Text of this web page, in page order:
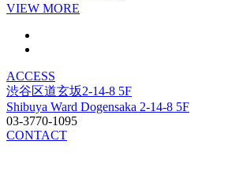
VIEW MORE
ACCESS
渋谷区道玄坂2-14-8 5F
Shibuya Ward Dogensaka 2-14-8 5F
03-3770-1095
CONTACT